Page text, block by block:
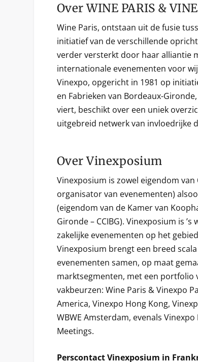
Over WINE PARIS &
Wine Paris, ontstaan uit de fusie
initiatief van de verschillende
verder versterkt door haar alliantie
internationale evenementen voor
Vinexpo, opgericht in 1981 op
en Fabrieken van Bordeaux-
viert, beschikt over een uniek
uitgebreid netwerk van invloedrijke
Over Vinexposium
Vinexposium is zowel eigendom
organisator van evenementen)
(eigendom van de Kamer van
Gironde – CCIBG). Vinexposium is
zakelijke evenementen op het
Vinexposium brengt een breed
evenementen samen, op maat
marktsegmenten, met een portfolio
vakbeurzen: Wine Paris & Vinexpo
America, Vinexpo Hong Kong,
WBWE Amsterdam, evenals
Meetings.
Perscontact Vinexposium in